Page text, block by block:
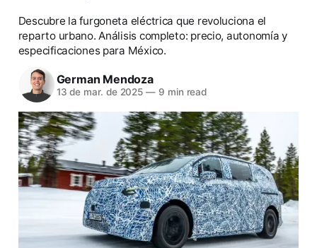
Descubre la furgoneta eléctrica que revoluciona el
reparto urbano. Análisis completo: precio, autonomía y
especificaciones para México.
German Mendoza
13 de mar. de 2025 — 9 min read